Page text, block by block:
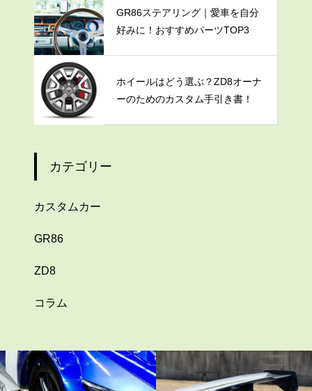
GR86ステアリング｜愛車を自分
好みに！おすすめパーツTOP3
ホイールはどう選ぶ？ZD8オーナ
ーのためのカスタム手引き書！
カテゴリー
カスタムカー
GR86
ZD8
コラム